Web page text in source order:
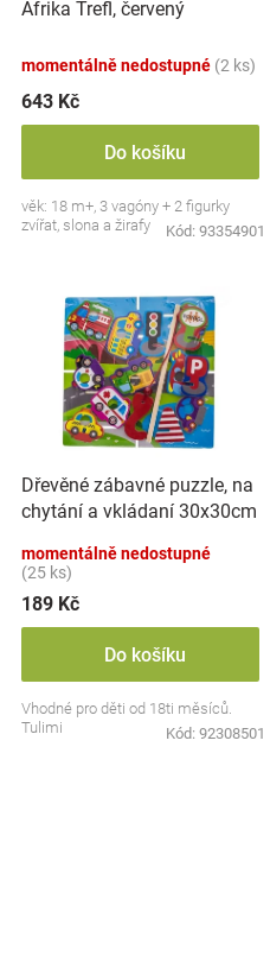
Blog
Hračkářství
Přihlášení
u
t
ů
Afrika Trefl, červený
momentálně nedostupné (2 ks)
643 Kč
Do košíku
věk: 18 m+, 3 vagóny + 2 figurky
zvířat, slona a žirafy
Kód: 93354901
Dřevěné zábavné puzzle, na
chytání a vkládaní 30x30cm
momentálně nedostupné
(25 ks)
189 Kč
Do košíku
Vhodné pro děti od 18ti měsíců.
Tulimi
Kód: 92308501